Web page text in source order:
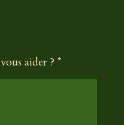
aider ? *